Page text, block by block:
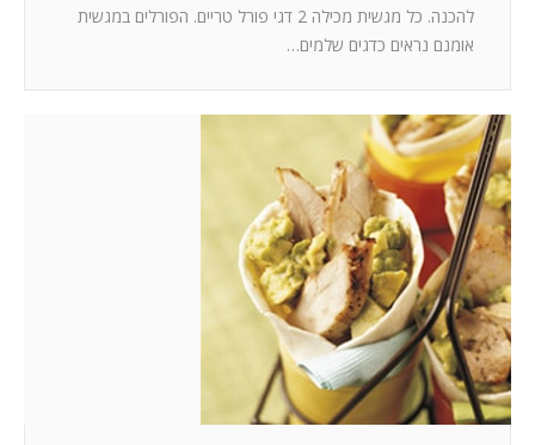
להכנה. כל מגשית מכילה 2 דגי פורל טריים. הפורלים במגשית
אומנם נראים כדגים שלמים…